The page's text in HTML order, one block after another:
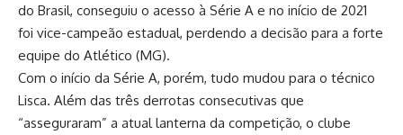
do Brasil, conseguiu o acesso à Série A e no início de 2021
foi vice-campeão estadual, perdendo a decisão para a forte
equipe do Atlético (MG).
Com o início da Série A, porém, tudo mudou para o técnico
Lisca. Além das três derrotas consecutivas que
“asseguraram” a atual lanterna da competição, o clube